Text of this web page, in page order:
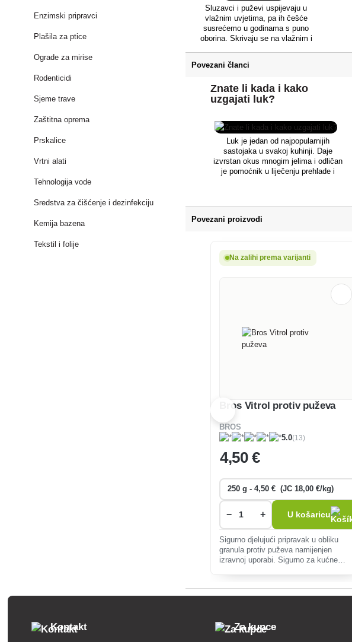
Enzimski pripravci
Plašila za ptice
Ograde za mirise
Rodenticidi
Sjeme trave
Zaštitna oprema
Prskalice
Vrtni alati
Tehnologija vode
Sredstva za čišćenje i dezinfekciju
Kemija bazena
Tekstil i folije
Sluzavci i puževi uspijevaju u
vlažnim uvjetima, pa ih češće
susrećemo u godinama s puno
oborina. Skrivaju se na vlažnim i
skloništa u proljeće odlutaju u
lišće kupusa i salate, korijenje
mrkve, gomolje krumpira, plodove
najčešće mogu naći veliki sluz (na
slici na listu) i poljski sluz.
Povezani članci
Znate li kada i kako
uzgajati luk?
Luk je jedan od najpopularnijih
sastojaka u svakoj kuhinji. Daje
izvrstan okus mnogim jelima i odličan
je pomoćnik u liječenju prehlade i
Povezani proizvodi
Na zalihi prema varijanti
Bros Vitrol protiv puževa
BROS
5.0(13)
4,50 €
− + U košaricu
Sigurno djelujući pripravak u obliku
granula protiv puževa namijenjen
izravnoj uporabi. Sigurno za kućne
Kontakt Za kupce